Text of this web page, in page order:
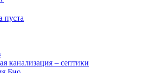
пуста
канализация – септики